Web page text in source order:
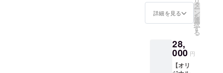
オープ
ン２０
ギャラ
リーの
どこか
にお名
藤浦一
理氏の
時に1
杯！ グ
ランド
オープ
ウラー
をお送
りしま
す※来店
も可能
です ◎
特製ス
テッ
詳細を見る
タ
ー
ン
を
選
択
す
る
28,
000 円
【オリ